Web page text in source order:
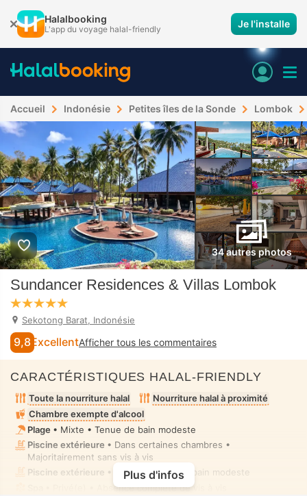
Halalbooking
L'app du voyage halal-friendly Je l'installe
Accueil Indonésie Petites îles de la Sonde Lombok
34 autres photos
Sundancer Residences & Villas Lombok
Sekotong Barat, Indonésie
9,8 ExcellentAfficher tous les commentaires
CARACTÉRISTIQUES HALAL-FRIENDLY
Toute la nourriture halal
Nourriture halal à proximité
Chambre exempte d'alcool
Plage • Mixte • Tenue de bain modeste
Piscine extérieure • Dans certaines chambres •
Majoritairement sans vis à vis
Piscine extérieure • Mixte • Tenue de bain modeste
• Privé(e) • Absence complète de vis à vis
Plus d'infos